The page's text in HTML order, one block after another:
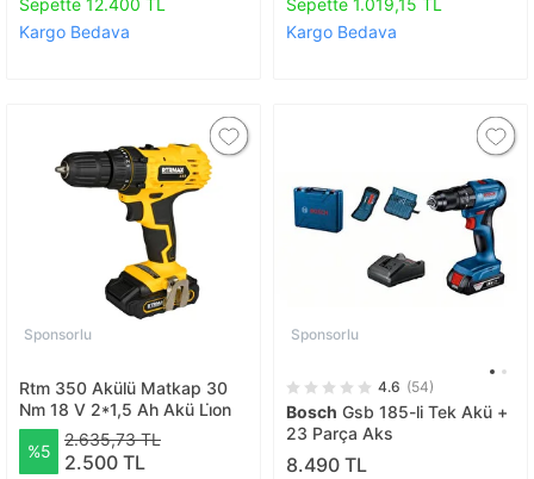
Kargo Bedava
Kargo Bedava
Sponsorlu
Rtm 350 Akülü Matkap 30
Nm 18 V 2*1,5 Ah Akü Li̇on
%5
2.635,73 TL
2.500 TL
Sponsorlu
4.6 (54)
Bosch Gsb 185-li Tek Akü +
23 Parça Aks
8.490 TL